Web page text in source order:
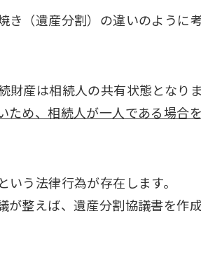
（遺産分割）の違いのように
産は相続人の共有状態となりま
め、相続人が一人である場合
う法律行為が存在します。
が整えば、遺産分割協議書を作